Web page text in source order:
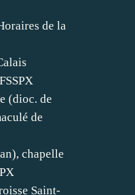
de la
(dioc. de
de
chapelle
Saint-